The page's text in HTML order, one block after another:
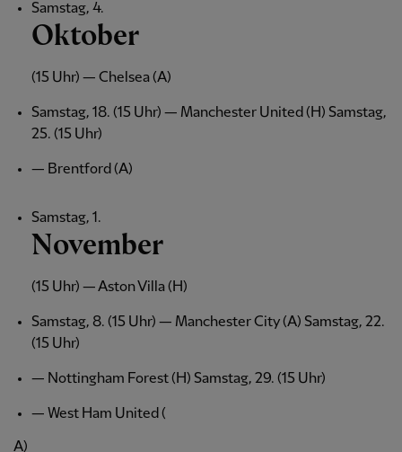
Samstag, 4.
Oktober
(15 Uhr) — Chelsea (A)
Samstag, 18. (15 Uhr) — Manchester United (H) Samstag,
25. (15 Uhr)
— Brentford (A)
Samstag, 1.
November
(15 Uhr) — Aston Villa (H)
Samstag, 8. (15 Uhr) — Manchester City (A) Samstag, 22.
(15 Uhr)
— Nottingham Forest (H) Samstag, 29. (15 Uhr)
— West Ham United (
A)